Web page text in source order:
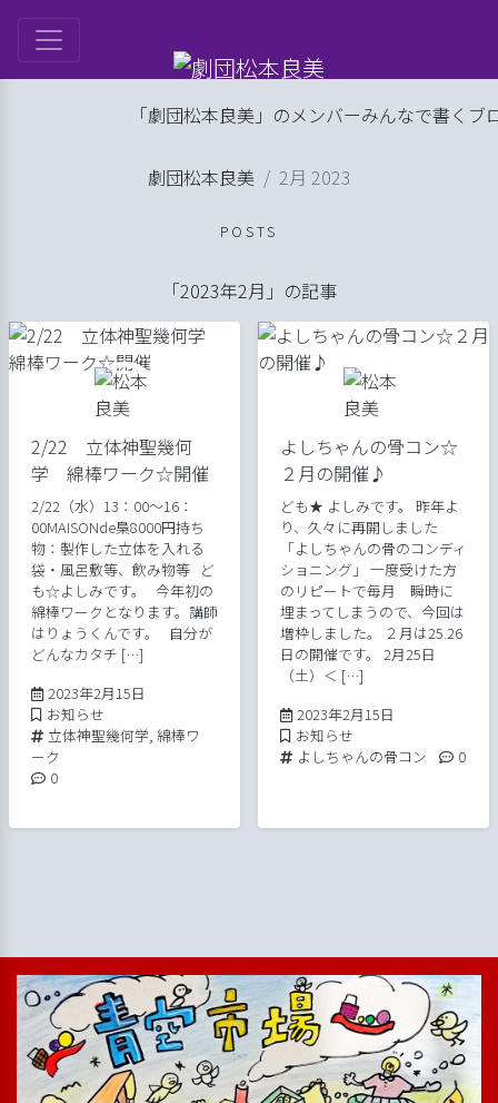
劇団松本良美 2月 2023
「劇団松本良美」のメンバーみんなで書くブログ
劇団日記
POSTS
「2023年2月」の記事
2/22 立体神聖幾何
学 綿棒ワーク☆開催
2/22（水）13：00～16：
00MAISONde梟8000円持ち
物：製作した立体を入れる
袋・風呂敷等、飲み物等 ど
も☆よしみです。 今年初の
綿棒ワークとなります。講師
はりょうくんです。 自分が
どんなカタチ […]
2023年2月15日
Posted in
お知らせ
Tags:
立体神聖幾何学, 綿棒ワ
ーク
Comments:
0
よしちゃんの骨コン☆
２月の開催♪
ども★ よしみです。 昨年よ
り、久々に再開しました
「よしちゃんの骨のコンディ
ショニング」 一度受けた方
のリピートで毎月 瞬時に
埋まってしまうので、今回は
増枠しました。 ２月は25.26
日の開催です。 2月25日
（土）＜ […]
2023年2月15日
Posted in
お知らせ
Tags:
よしちゃんの骨コン 0